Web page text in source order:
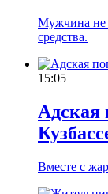
Мужчина не
средства.
15:05
Адская
Вместе с